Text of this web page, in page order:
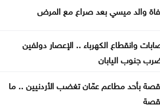
بمقدار 30 قرشًا محليًا الاثنين
مطلقي العيارات النارية بالتزامن مع
ارتفاع رخص الأبنية في المملكة 3.2% خلال النصف
والد ميسي بعد صراع مع المرض
وانقطاع الكهرباء .. الإعصار دولفين
جنوب اليابان
بأحد مطاعم عمّان تغضب الأردنيين .. ما